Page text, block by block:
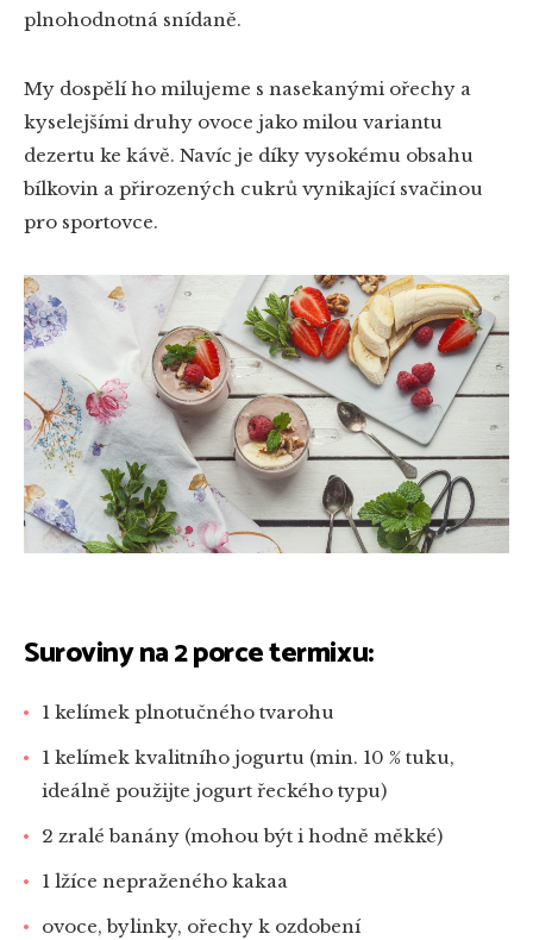
plnohodnotná snídaně.
My dospělí ho milujeme s nasekanými ořechy a
kyselejšími druhy ovoce jako milou variantu
dezertu ke kávě. Navíc je díky vysokému obsahu
bílkovin a přirozených cukrů vynikající svačinou
pro sportovce.
Suroviny na 2 porce termixu:
1 kelímek plnotučného tvarohu
1 kelímek kvalitního jogurtu (min. 10 % tuku,
ideálně použijte jogurt řeckého typu)
2 zralé banány (mohou být i hodně měkké)
1 lžíce nepraženého kakaa
ovoce, bylinky, ořechy k ozdobení